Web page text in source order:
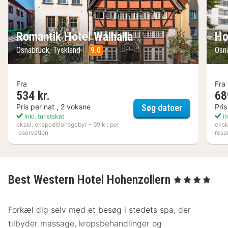
Romantik Hotel Walhalla
Osnabrück, Tyskland 9.0
Fra
534 kr.
Pris per nat , 2 voksne
inkl. turistskat
ekskl. ekspeditionsgebyr - 99 kr. per
reservation
Søg datoerRomantik
Fra
Best Western Hotel Hohenzollern , 4 Stjerner
Forkæl dig selv med et besøg i stedets spa, der
tilbyder massage, kropsbehandlinger og